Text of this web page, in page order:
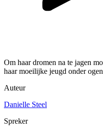
Om haar dromen na te jagen
haar moeilijke jeugd onder
Auteur
Danielle Steel
Spreker